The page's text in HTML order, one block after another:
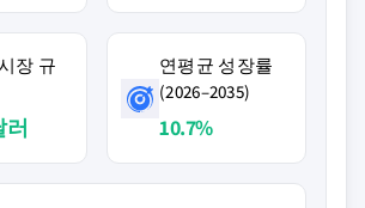
장 규
러
연평균 성장률
(2026–2035)
10.7%